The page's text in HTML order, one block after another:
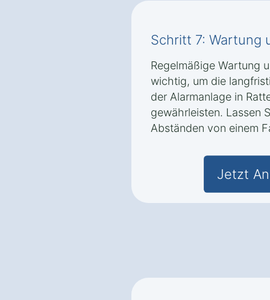
Schritt 7: Wartung
Regelmäßige Wartung
wichtig, um die
der Alarmanlage in
gewährleisten. Lassen
Abständen von einem
Jetzt